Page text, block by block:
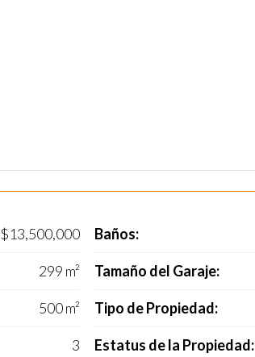
$13,500,000
299 m²
500 m²
3
Baños:
Tamaño del Garaje:
Tipo de Propiedad:
Estatus de la Propiedad: